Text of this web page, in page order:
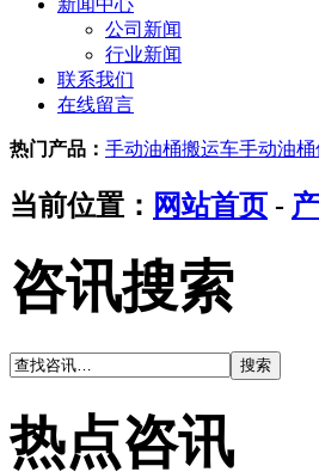
新闻中心
公司新闻
行业新闻
联系我们
在线留言
热门产品： 手动油桶搬运车手动油
当前位置： 网站首页 -
咨讯搜索
热点咨讯